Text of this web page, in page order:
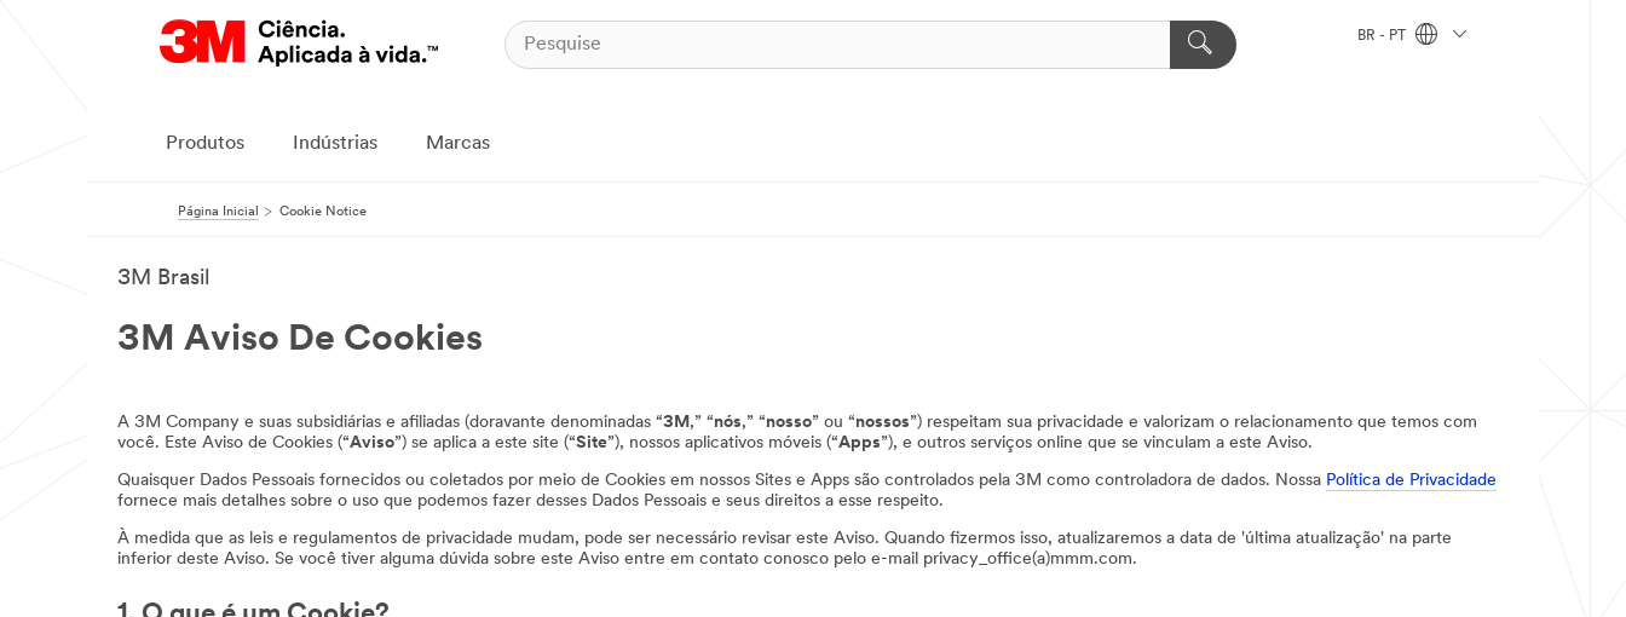
BR - PT
Produtos Indústrias Marcas
Página Inicial Cookie Notice
3M Brasil
3M Aviso De Cookies
A 3M Company e suas subsidiárias e afiliadas (doravante denominadas “3M ,” “nós,” “nosso” ou “nossos”) respeitam sua privacidade e valorizam o relacionamento que temos com
você. Este Aviso de Cookies (“Aviso”) se aplica a este site (“Site”), nossos aplicativos móveis (“Apps”), e outros serviços online que se vinculam a este Aviso.
Quaisquer Dados Pessoais fornecidos ou coletados por meio de Cookies em nossos Sites e Apps são controlados pela 3M como controladora de dados. Nossa Política de Privacidade
fornece mais detalhes sobre o uso que podemos fazer desses Dados Pessoais e seus direitos a esse respeito.
À medida que as leis e regulamentos de privacidade mudam, pode ser necessário revisar este Aviso. Quando fizermos isso, atualizaremos a data de 'última atualização' na parte
inferior deste Aviso. Se você tiver alguma dúvida sobre este Aviso entre em contato conosco pelo e-mail privacy_office(a)mmm.com.